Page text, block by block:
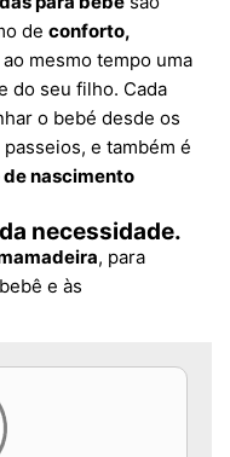
de conforto,
mesmo tempo uma
do seu filho. Cada
o bebé desde os
e também é
nascimento
necessidade.
, para
e às